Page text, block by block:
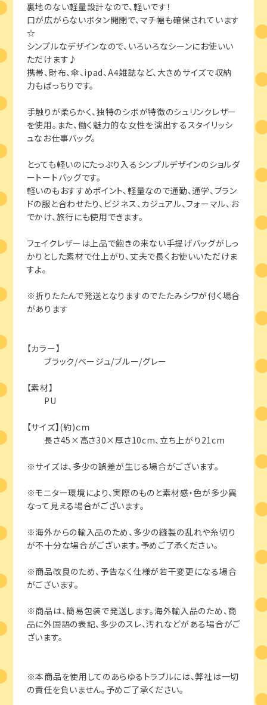
裏地のない軽量設計なので、軽いです！
口が広がらないボタン開閉で、マチ幅も確保されています
☆
シンプルなデザインなので、いろいろなシーンにお使いい
ただけます♪
携帯、財布、傘、ipad、A4雑誌など、大きめサイズで収納
力もばっちりです。
手触りが柔らかく、独特のシボが特徴のシュリンクレザー
を使用。また、働く魅力的な女性を演出するスタイリッシ
ュなお仕事バッグ。
とっても軽いのにたっぷり入るシンプルデザインのショルダ
ートートバッグです。
軽いのもおすすめポイント、軽量なので通勤、通学、ブラン
ドの服と合わせたり、ビジネス、カジュアル、フォーマル、お
でかけ、旅行にも使用できます。
フェイクレザーは上品で飽きの来ない手提げバッグがしっ
かりとした素材で仕上がり、丈夫で長くお使いいただけま
すよ。
※折りたたんで発送となりますのでたたみシワが付く場合
があります
【カラー】
ブラック/ベージュ/ブルー/グレー
【素材】
PU
【サイズ】(約)ｃｍ
長さ45×高さ30×厚さ10cm、立ち上がり21cm
※サイズは、多少の誤差が生じる場合がございます。
※モニター環境により、実際のものと素材感・色が多少異
なって見える場合がございます。
※海外からの輸入品のため、多少の縫製の乱れや糸切り
が不十分な場合がございます。予めご了承ください。
※商品改良のため、予告なく仕様が若干変更になる場合
がございます。
※商品は、簡易包装で発送します。海外輸入品のため、商
品に外国語の表記、多少のスレ、汚れなどがある場合がご
ざいます。
※本商品を使用してのあらゆるトラブルには、弊社は一切
の責任を負いません。予めご了承ください。